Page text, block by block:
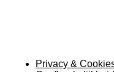
Privacy &